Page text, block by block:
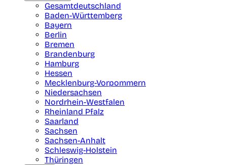
Gesamtdeutschland
Baden-Württemberg
Bayern
Berlin
Bremen
Brandenburg
Hamburg
Hessen
Mecklenburg-Vorpommern
Niedersachsen
Nordrhein-Westfalen
Rheinland Pfalz
Saarland
Sachsen
Sachsen-Anhalt
Schleswig-Holstein
Thüringen